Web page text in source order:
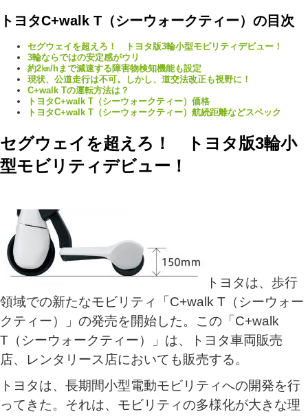
トヨタC+walk T（シーウォークティー）の目次
セグウェイを超えろ！ トヨタ版3輪小型モビリティデビュー！
3輪ならではの安定感がウリ
約2㎞/hまで減速する障害物検知機能も設定
現状、公道走行は不可。しかし、道交法改正も視野に！
C+walk Tの運転方法は？
トヨタC+walk T（シーウォークティー）価格
トヨタC+walk T（シーウォークティー）航続距離などスペック
セグウェイを超えろ！ トヨタ版3輪小
型モビリティデビュー！
トヨタは、歩行
領域での新たなモビリティ「C+walk T（シーウォー
クティー）」の発売を開始した。この「C+walk
T（シーウォークティー）」は、トヨタ車両販売
店、レンタリース店においても販売する。
トヨタは、長期間小型電動モビリティへの開発を行
ってきた。それは、モビリティの多様化が大きな理